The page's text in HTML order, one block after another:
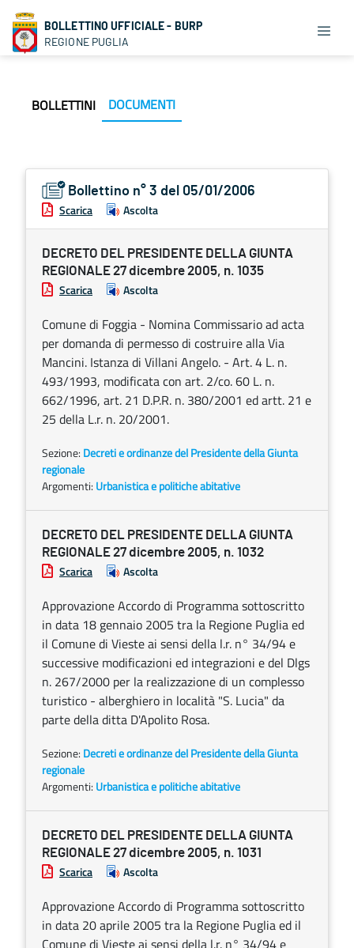
BOLLETTINO UFFICIALE - BURP
REGIONE PUGLIA
BOLLETTINI DOCUMENTI
Bollettino n° 3 del 05/01/2006
Scarica Ascolta
DECRETO DEL PRESIDENTE DELLA GIUNTA
REGIONALE 27 dicembre 2005, n. 1035
Scarica Ascolta
Comune di Foggia - Nomina Commissario ad acta
per domanda di permesso di costruire alla Via
Mancini. Istanza di Villani Angelo. - Art. 4 L. n.
493/1993, modificata con art. 2/co. 60 L. n.
662/1996, art. 21 D.P.R. n. 380/2001 ed artt. 21 e
25 della L.r. n. 20/2001.
Sezione: Decreti e ordinanze del Presidente della Giunta
regionale
Argomenti: Urbanistica e politiche abitative
DECRETO DEL PRESIDENTE DELLA GIUNTA
REGIONALE 27 dicembre 2005, n. 1032
Scarica Ascolta
Approvazione Accordo di Programma sottoscritto
in data 18 gennaio 2005 tra la Regione Puglia ed
il Comune di Vieste ai sensi della l.r. n° 34/94 e
successive modificazioni ed integrazioni e del Dlgs
n. 267/2000 per la realizzazione di un complesso
turistico - alberghiero in località "S. Lucia" da
parte della ditta D'Apolito Rosa.
Sezione: Decreti e ordinanze del Presidente della Giunta
regionale
Argomenti: Urbanistica e politiche abitative
DECRETO DEL PRESIDENTE DELLA GIUNTA
REGIONALE 27 dicembre 2005, n. 1031
Scarica Ascolta
Approvazione Accordo di Programma sottoscritto
in data 20 aprile 2005 tra la Regione Puglia ed il
Comune di Vieste ai sensi della l.r. n° 34/94 e